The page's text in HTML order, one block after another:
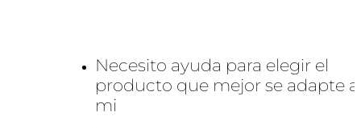
Necesito ayuda para elegir el
producto que mejor se adapte a
mi